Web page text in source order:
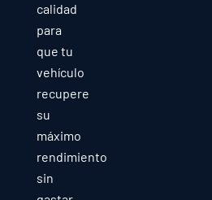
calidad
para
que tu
vehículo
recupere
su
máximo
rendimiento
sin